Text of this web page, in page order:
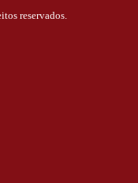
reservados.